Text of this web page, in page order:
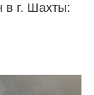
в г. Шахты: